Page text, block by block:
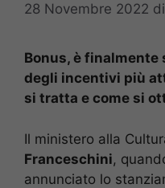
28 Novembre 2022 di
Bonus, è finalmente
degli incentivi più
si tratta e come si
Il ministero alla
Franceschini,
annunciato lo